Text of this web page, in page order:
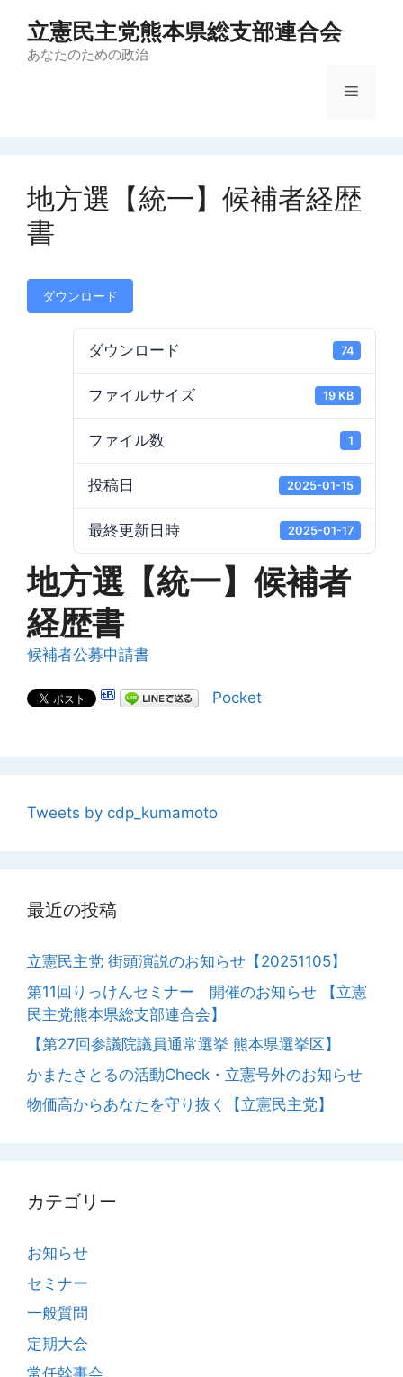
立憲民主党熊本県総支部連合会
あなたのための政治
メ
ュ
地方選【統一】候補者経歴
書
ダウンロード
ダウンロード 74
ファイルサイズ 19 KB
ファイル数 1
投稿日 2025-01-15
最終更新日時 2025-01-17
地方選【統一】候補者
経歴書
候補者公募申請書
Pocket
Tweets by cdp_kumamoto
最近の投稿
立憲民主党 街頭演説のお知らせ【20251105】
第11回りっけんセミナー 開催のお知らせ 【立憲
民主党熊本県総支部連合会】
【第27回参議院議員通常選挙 熊本県選挙区】
かまたさとるの活動Check・立憲号外のお知らせ
物価高からあなたを守り抜く【立憲民主党】
カテゴリー
お知らせ
セミナー
一般質問
定期大会
常任幹事会